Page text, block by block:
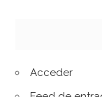
Acceder